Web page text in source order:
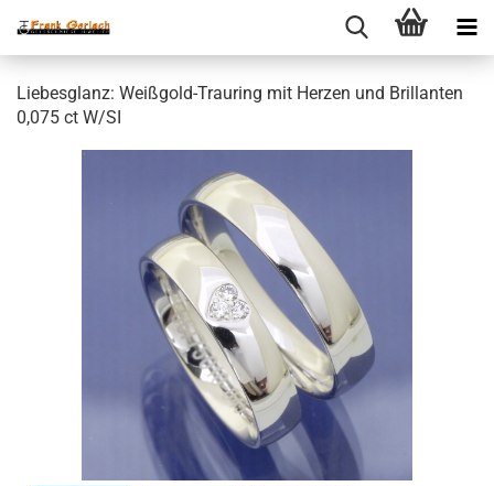
Liebesglanz: Weißgold-Trauring mit Herzen und Brillanten
0,075 ct W/SI